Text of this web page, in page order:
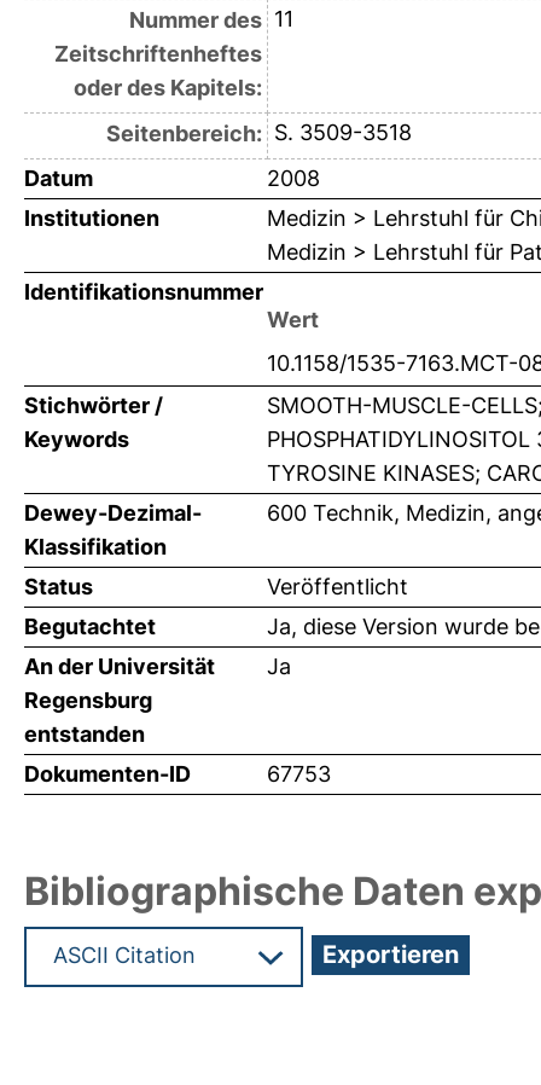
Nummer des
Zeitschriftenheftes
oder des Kapitels:
11
Seitenbereich: S. 3509-3518
Datum
2008
Institutionen
Medizin > Lehrstuhl für
Medizin > Lehrstuhl für
Identifikationsnummer
Wert
10.1158/1535-7163.MCT-
Stichwörter /
Keywords
SMOOTH-MUSCLE-
TYROSINE KINASES;
Dewey-Dezimal-
Klassifikation
600 Technik, Medizin,
Status
Veröffentlicht
Begutachtet
Ja, diese Version wurde
An der Universität
Regensburg
entstanden
Ja
Dokumenten-ID 67753
Bibliographische Daten